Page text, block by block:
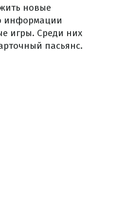
новые
информации
игры. Среди них
пасьянс.